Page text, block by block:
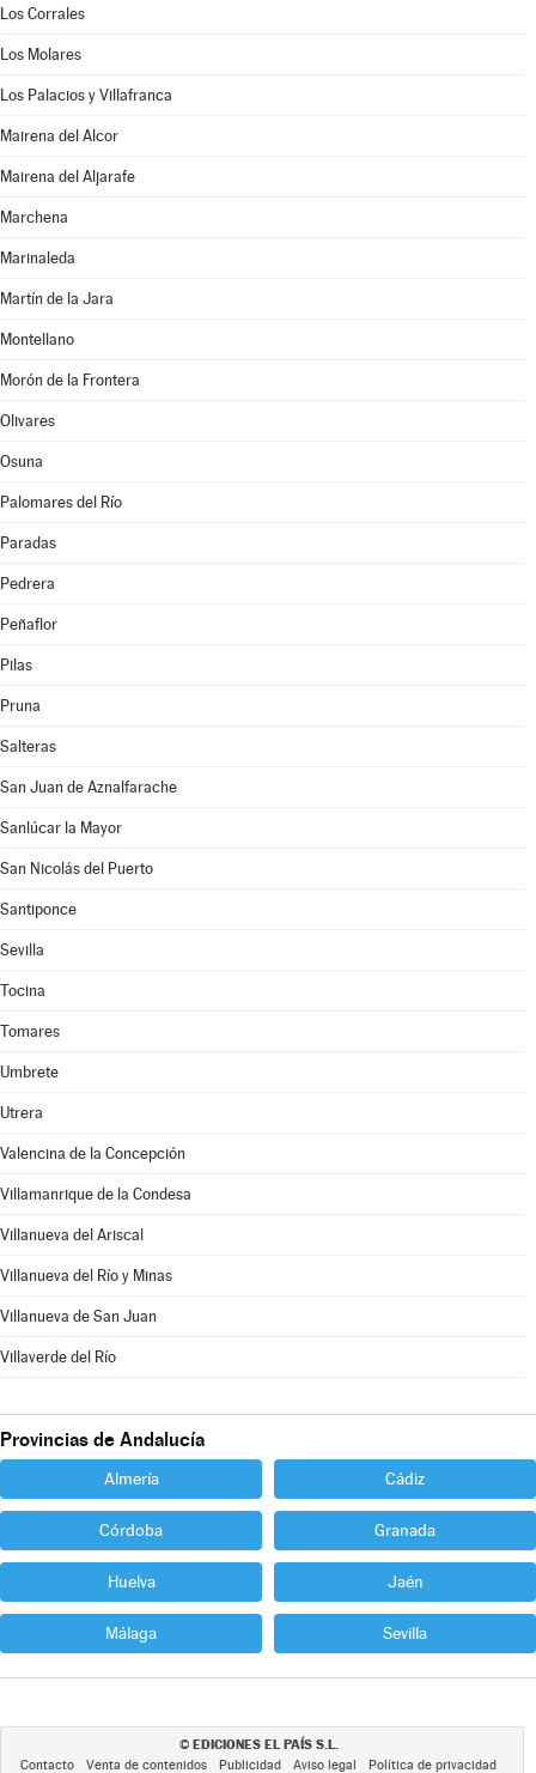
Los Corrales
Los Molares
Los Palacios y Villafranca
Mairena del Alcor
Mairena del Aljarafe
Marchena
Marinaleda
Martín de la Jara
Montellano
Morón de la Frontera
Olivares
Osuna
Palomares del Río
Paradas
Pedrera
Peñaflor
Pilas
Pruna
Salteras
San Juan de Aznalfarache
Sanlúcar la Mayor
San Nicolás del Puerto
Santiponce
Sevilla
Tocina
Tomares
Umbrete
Utrera
Valencina de la Concepción
Villamanrique de la Condesa
Villanueva del Ariscal
Villanueva del Río y Minas
Villanueva de San Juan
Villaverde del Río
Provincias de Andalucía
Almería Cádiz
Córdoba Granada
Huelva Jaén
Málaga Sevilla
© EDICIONES EL PAÍS S.L.
Contacto Venta de contenidos Publicidad Aviso legal Política de privacidad